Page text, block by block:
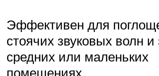
Эффективен для
стоячих звуковых волн и
средних или маленьких
помещениях.